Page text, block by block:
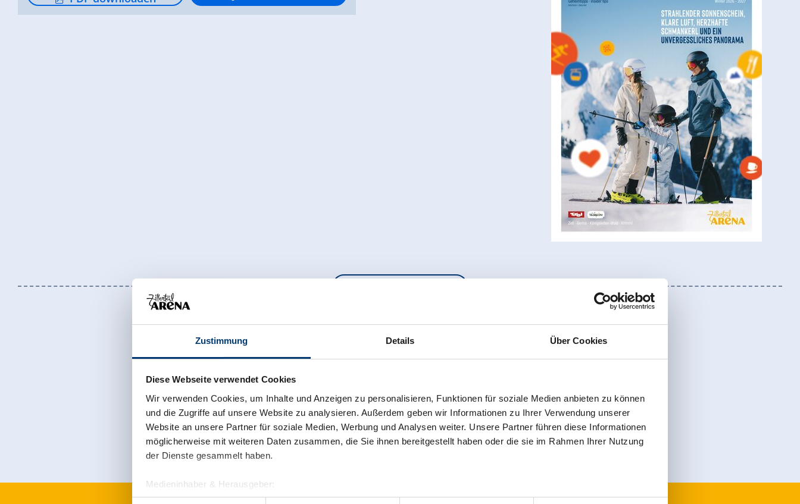
Zustimmung Details Über Cookies
Diese Webseite verwendet Cookies
Wir verwenden Cookies, um Inhalte und Anzeigen zu personalisieren, Funktionen für soziale Medien anbieten zu können
und die Zugriffe auf unsere Website zu analysieren. Außerdem geben wir Informationen zu Ihrer Verwendung unserer
Website an unsere Partner für soziale Medien, Werbung und Analysen weiter. Unsere Partner führen diese Informationen
möglicherweise mit weiteren Daten zusammen, die Sie ihnen bereitgestellt haben oder die sie im Rahmen Ihrer Nutzung
der Dienste gesammelt haben.
Medieninhaber & Herausgeber:
Zeller Bergbahnen Zillertal GmbH & Co KG
Jetzt für den newsletter anmelden! Anmelden